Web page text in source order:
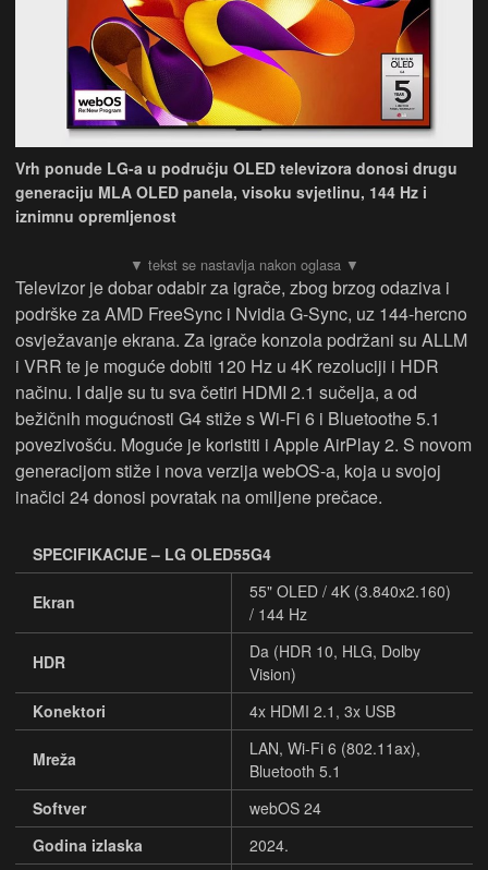
Vrh ponude LG-a u području OLED televizora donosi drugu
generaciju MLA OLED panela, visoku svjetlinu, 144 Hz i
iznimnu opremljenost
Televizor je dobar odabir za igrače, zbog brzog odaziva i
podrške za AMD FreeSync i Nvidia G-Sync, uz 144-hercno
osvježavanje ekrana. Za igrače konzola podržani su ALLM
i VRR te je moguće dobiti 120 Hz u 4K rezoluciji i HDR
načinu. I dalje su tu sva četiri HDMI 2.1 sučelja, a od
bežičnih mogućnosti G4 stiže s Wi-Fi 6 i Bluetoothe 5.1
povezivošću. Moguće je koristiti i Apple AirPlay 2. S novom
generacijom stiže i nova verzija webOS-a, koja u svojoj
inačici 24 donosi povratak na omiljene prečace.
SPECIFIKACIJE – LG OLED55G4
Ekran
55" OLED / 4K (3.840x2.160)
/ 144 Hz
HDR
Da (HDR 10, HLG, Dolby
Vision)
Konektori
4x HDMI 2.1, 3x USB
Mreža
LAN, Wi-Fi 6 (802.11ax),
Bluetooth 5.1
Softver
webOS 24
Godina izlaska
2024.